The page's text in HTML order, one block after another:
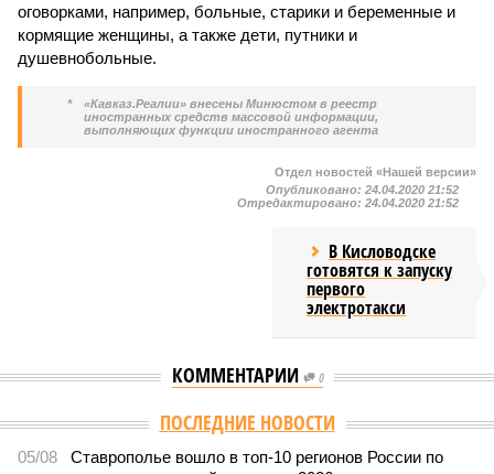
оговорками, например, больные, старики и беременные и
кормящие женщины, а также дети, путники и
душевнобольные.
*
«Кавказ.Реалии» внесены Минюстом в реестр
иностранных средств массовой информации,
выполняющих функции иностранного агента
Отдел новостей «Нашей версии»
Опубликовано: 24.04.2020 21:52
Отредактировано: 24.04.2020 21:52
В Кисловодске
готовятся к запуску
первого
электротакси
КОММЕНТАРИИ 0
ПОСЛЕДНИЕ НОВОСТИ
05/08
Ставрополье вошло в топ-10 регионов России по